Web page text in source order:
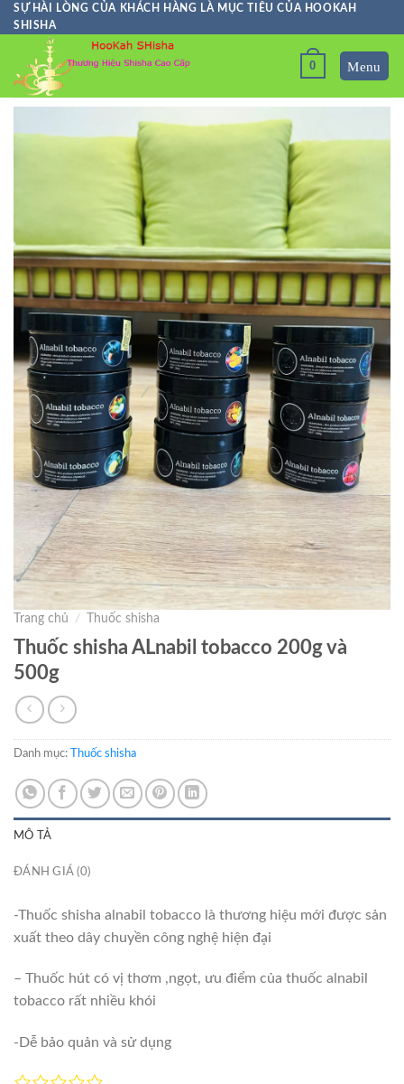
Skip
to
content
SỰ HÀI LÒNG CỦA KHÁCH HÀNG LÀ MỤC TIÊU CỦA HOOKAH
SHISHA
0
Trang chủ / Thuốc shisha
Thuốc shisha ALnabil tobacco 200g và
500g
Danh mục: Thuốc shisha
MÔ TẢ
ĐÁNH GIÁ (0)
-Thuốc shisha alnabil tobacco là thương hiệu mới được sản
xuất theo dây chuyền công nghệ hiện đại
– Thuốc hút có vị thơm ,ngọt, ưu điểm của thuốc alnabil
tobacco rất nhiều khói
-Dễ bảo quản và sử dụng